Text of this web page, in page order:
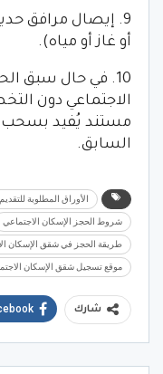
9. إيصال مرافق
أو غاز أو مياه).
10. في حال سبق
الاجتماعي دون
مستند يُفيد بسحب
السابق.
الأوراق المطلوبة
شروط الحجز الإسكان الاجتماعي
طريقة الحجز في شقق الإسكان
موقع تسجيل شقق الإسكان الاجتماعي
شارك